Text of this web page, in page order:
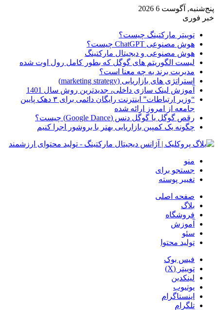
پنج‌شنبه, آگوست 6 2026
خبر فوری
توییتر مارکتینگ چیست؟
هوش مصنوعی ChatGPT چیست؟
هوش مصنوعی و دیجیتال مارکتینگ
لیست الگوریتم های گوگل که بطور کامل رول اوت شده
مدیریت برند به چه معنا است؟
استراتژی های بازاریابی (marketing strategy)
آموزش لینک سازی داخلی، جدیدترین روش سال 1401
“وزیر ارتباطات” اینترنت رایگان دائمی برای ۳ دهک پایین
جامعه از امروز ارائه شده
رقص گوگل یا گوگل دنس (Google Dance) چیست؟
چگونه یک کمپین بازاریابی بهتر با بروشور اجرا کنیم
منو
جستجو برای
تغییر پوسته
صفحه اصلی
بلاگ
فروشگاه
آموزش
سئو
تولید محتوا
فیس بوک
توییتر (X)
لینکدین
یوتیوب
اینستاگرام
تلگرام